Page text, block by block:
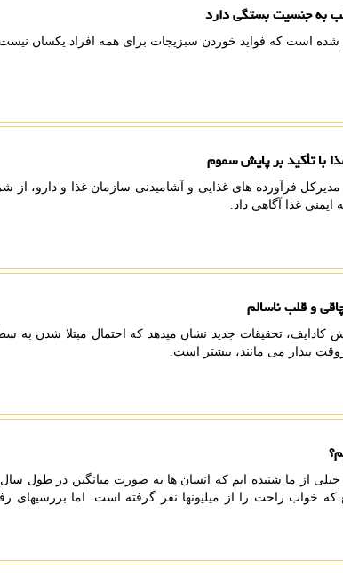
به جنسیت بستگی دارد
است که فواید خوردن سبزیجات برای همه افراد یکسان
با تأکید بر پایش سموم
غذا آگاهی داد.
و قلب ناسالم
کادایف، تحقیقات جدید نشان میدهد که احتمال مبتلا شدن به
بیدار می مانند، بیشتر است.
خیلی از ما شنیده ایم که انسان ها به صورت میانگین در طول
که خواب راحت را از میلیونها نفر گرفته است. اما بررسیهای